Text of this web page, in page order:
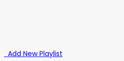
Add New Playlist